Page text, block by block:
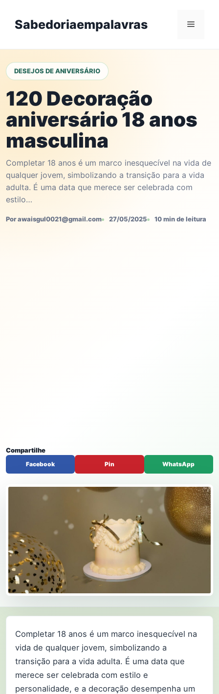
contentSabedoriaempalavras Menu
DESEJOS DE ANIVERSÁRIO
120 Decoração
aniversário 18 anos
masculina
Completar 18 anos é um marco inesquecível na vida de
qualquer jovem, simbolizando a transição para a vida
adulta. É uma data que merece ser celebrada com
estilo…
Por awaisgul0021@gmail.com 27/05/2025 10 min de leitura
Compartilhe
Facebook Pin WhatsApp
Completar 18 anos é um marco inesquecível na
vida de qualquer jovem, simbolizando a
transição para a vida adulta. É uma data que
merece ser celebrada com estilo e
personalidade, e a decoração desempenha um